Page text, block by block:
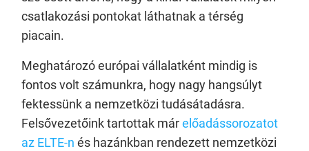
csatlakozási pontokat láthatnak a térség
piacain.
Meghatározó európai vállalatként mindig is
fontos volt számunkra, hogy nagy hangsúlyt
fektessünk a nemzetközi tudásátadásra.
Felsővezetőink tartottak márelőadássorozatot
az ELTE-n és hazánkban rendezett nemzetközi